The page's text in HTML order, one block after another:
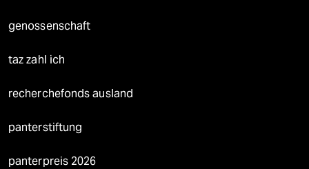
genossenschaft
taz zahl ich
recherchefonds ausland
panterstiftung
panterpreis 2026